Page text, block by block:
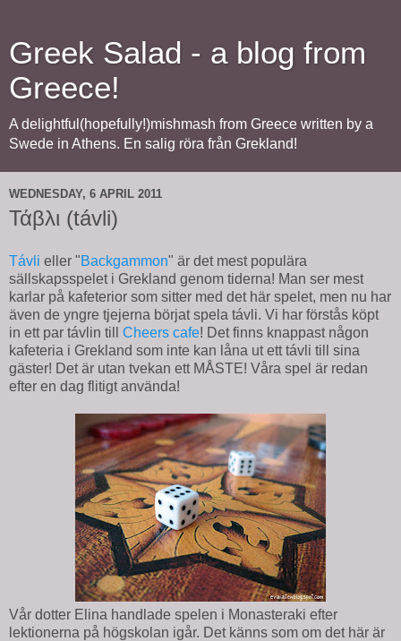
Greek Salad - a blog from
Greece!
A delightful(hopefully!)mishmash from Greece written by a
Swede in Athens. En salig röra från Grekland!
WEDNESDAY, 6 APRIL 2011
Τάβλι (távli)
Távli eller "Backgammon" är det mest populära
sällskapsspelet i Grekland genom tiderna! Man ser mest
karlar på kafeterior som sitter med det här spelet, men nu har
även de yngre tjejerna börjat spela távli. Vi har förstås köpt
in ett par távlin till Cheers cafe! Det finns knappast någon
kafeteria i Grekland som inte kan låna ut ett távli till sina
gäster! Det är utan tvekan ett MÅSTE! Våra spel är redan
efter en dag flitigt använda!
Vår dotter Elina handlade spelen i Monasteraki efter
lektionerna på högskolan igår. Det känns som om det här är